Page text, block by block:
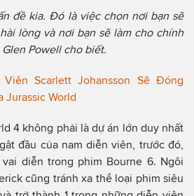
đề kia. Đó là việc chọn nơi bạn sẽ
lòng và nơi bạn sẽ làm cho chính
Glen Powell cho biết.
Scarlett Johansson Sẽ Đóng
Jurassic World
4 không phải là dự án lớn duy nhất
đầu của nam diễn viên, trước đó,
diễn trong phim Bourne 6. Ngôi
cũng tránh xa thể loại phim siêu